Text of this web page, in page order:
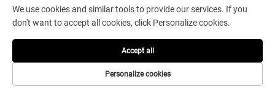
Сравн
яване
само
на
ниска
цена
Риск от слаб
избор на камък,
лошо полиране,
нестабилна
конструкция или
небезопасно
опаковане.
Сравнете качеството
на материала,
довършителната
обработка,
опаковката, процеса
на инспекция и
опита на
We use cookies and similar tools to provide our services. If you
don't want to accept all cookies, click Personalize cookies.
Personalize cookies
Accept all